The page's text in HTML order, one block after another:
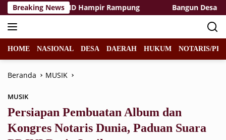
Langsung
ke
konten
Breaking News
Area TMMD Hampir Rampung Bangun Desa
HOME NASIONAL DESA DAERAH HUKUM NOTARIS/
Beranda MUSIK
MUSIK
Persiapan Pembuatan Album dan
Kongres Notaris Dunia, Paduan Suara